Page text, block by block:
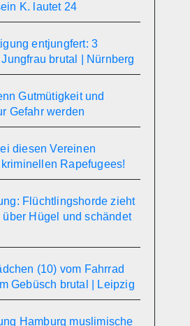
K. lautet 24
entjungfert: 3
brutal | Nürnberg
Gutmütigkeit und
Gefahr werden
diesen Vereinen
Rapefugees!
Flüchtlingshorde zieht
Hügel und schändet
(10) vom Fahrrad
Gebüsch brutal | Leipzig
Hamburg muslimische